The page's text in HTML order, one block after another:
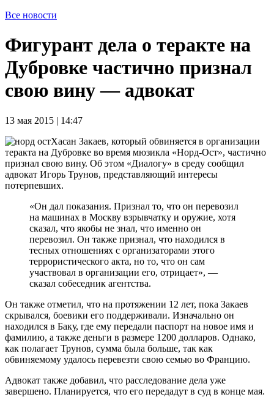
Все новости
Фигурант дела о теракте на
Дубровке частично признал
свою вину — адвокат
13 мая 2015 | 14:47
Хасан Закаев, который обвиняется в организации
теракта на Дубровке во время мюзикла «Норд-Ост», частично
признал свою вину. Об этом «Диалогу» в среду сообщил
адвокат Игорь Трунов, представляющий интересы
потерпевших.
«Он дал показания. Признал то, что он перевозил
на машинах в Москву взрывчатку и оружие, хотя
сказал, что якобы не знал, что именно он
перевозил. Он также признал, что находился в
тесных отношениях с организаторами этого
террористического акта, но то, что он сам
участвовал в организации его, отрицает», —
сказал собеседник агентства.
Он также отметил, что на протяжении 12 лет, пока Закаев
скрывался, боевики его поддерживали. Изначально он
находился в Баку, где ему передали паспорт на новое имя и
фамилию, а также деньги в размере 1200 долларов. Однако,
как полагает Трунов, сумма была больше, так как
обвиняемому удалось перевезти свою семью во Францию.
Адвокат также добавил, что расследование дела уже
завершено. Планируется, что его передадут в суд в конце мая.